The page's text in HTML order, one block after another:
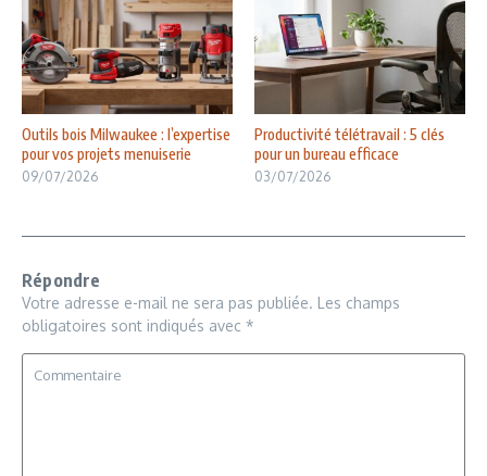
Outils bois Milwaukee : l’expertise
pour vos projets menuiserie
09/07/2026
Productivité télétravail : 5 clés
pour un bureau efficace
03/07/2026
Répondre
Votre adresse e-mail ne sera pas publiée. Les champs
obligatoires sont indiqués avec *